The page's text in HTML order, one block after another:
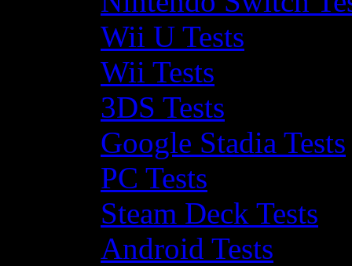
Wii U Tests
Wii Tests
3DS Tests
Google Stadia Tests
PC Tests
Steam Deck Tests
Android Tests